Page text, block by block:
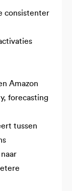
consistenter
Amazon
forecasting
tussen